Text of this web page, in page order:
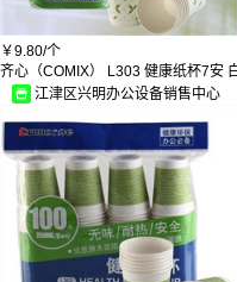
青叶水
海基伦
保赐利
普瑞思顿
爱德
海斯迪克
金鹿
九州
科瑞德
春娟
美丽新
佛山照明
￥9.80/个
齐心（COMIX） L303 健康纸杯7安
江津区兴明办公设备销售中心